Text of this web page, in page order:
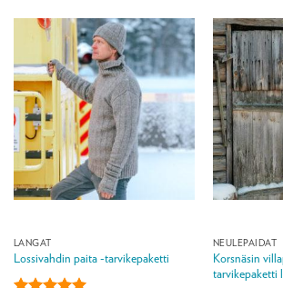
LANGAT
Lossivahdin paita -tarvikepaketti
NEULEPAIDAT
Korsnäsin
tarvikepaketti